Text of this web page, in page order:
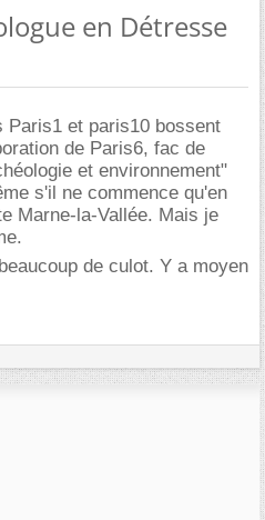
en Détresse
Paris1 et paris10 bossent
de Paris6, fac de
et environnement"
s'il ne commence qu'en
Marne-la-Vallée. Mais je
de culot. Y a moyen